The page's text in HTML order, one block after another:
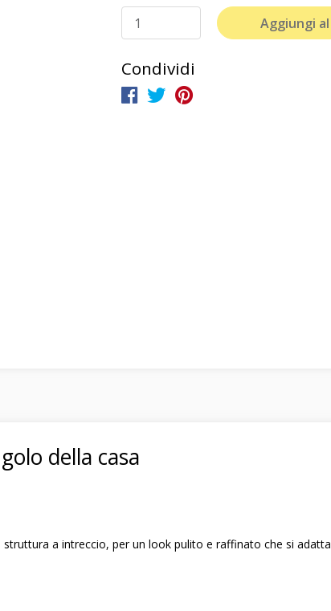
Aggiungi
Condividi
della casa
a intreccio, per un look pulito e raffinato che si